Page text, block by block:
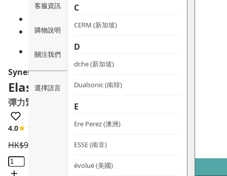
客服資訊
購物說明
關注我們
選擇語言
C
CERM (新加坡)
D
dr.he (新加坡)
Dualsonic (南韓)
E
Ere Perez (澳洲)
ESSE (南非)
évolué (美國)
Synergie Skin
ElasTense Neck Cream
彈力緊緻霜
4.0★★★★☆ 4 評論
HK$965.0
868.5
ElasTense
Neck